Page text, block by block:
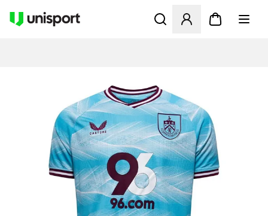
Åbner en Modal til at